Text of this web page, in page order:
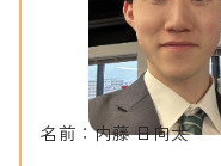
名前：内藤 日向太